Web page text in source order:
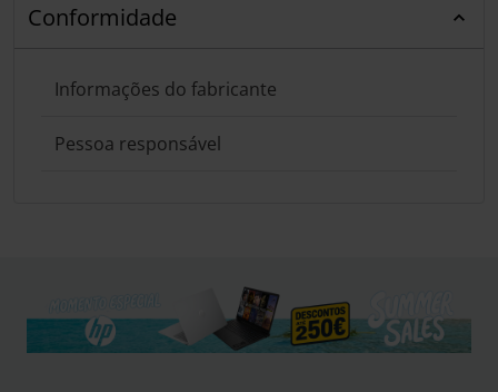
Conformidade
Informações do fabricante
Pessoa responsável